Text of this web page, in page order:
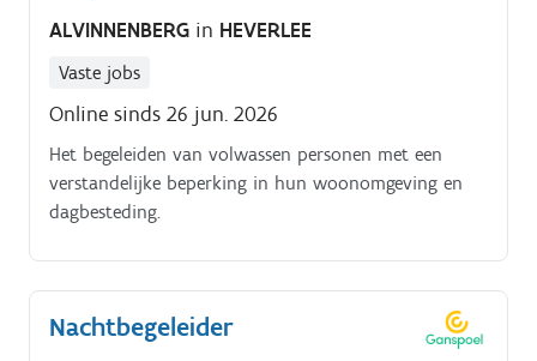
ALVINNENBERG in HEVERLEE
Vaste jobs
Online sinds 26 jun. 2026
Het begeleiden van volwassen personen met een
verstandelijke beperking in hun woonomgeving en
dagbesteding.
Nachtbegeleider